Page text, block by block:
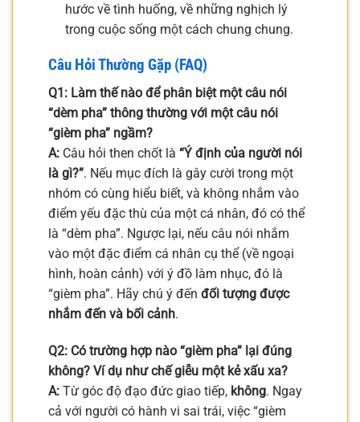
hước về tình huống, về những nghịch lý
trong cuộc sống một cách chung chung.
Câu Hỏi Thường Gặp (FAQ)
Q1: Làm thế nào để phân biệt một câu nói
“dèm pha” thông thường với một câu nói
“gièm pha” ngầm?
A: Câu hỏi then chốt là “Ý định của người nói
là gì?”. Nếu mục đích là gây cười trong một
nhóm có cùng hiểu biết, và không nhắm vào
điểm yếu đặc thù của một cá nhân, đó có thể
là “dèm pha”. Ngược lại, nếu câu nói nhắm
vào một đặc điểm cá nhân cụ thể (về ngoại
hình, hoàn cảnh) với ý đồ làm nhục, đó là
“gièm pha”. Hãy chú ý đến đối tượng được
nhắm đến và bối cảnh.
Q2: Có trường hợp nào “gièm pha” lại đúng
không? Ví dụ như chế giễu một kẻ xấu xa?
A: Từ góc độ đạo đức giao tiếp, không. Ngay
cả với người có hành vi sai trái, việc “gièm